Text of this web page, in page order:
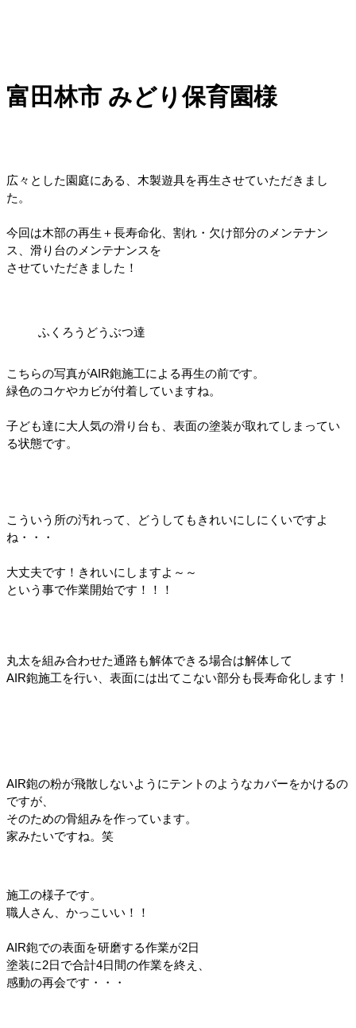
富田林市 みどり保育園様
広々とした園庭にある、木製遊具を再生させていただきまし
た。
今回は木部の再生＋長寿命化、割れ・欠け部分のメンテナン
ス、滑り台のメンテナンスを
させていただきました！
ふくろう どうぶつ達
こちらの写真がAIR鉋施工による再生の前です。
緑色のコケやカビが付着していますね。
子ども達に大人気の滑り台も、表面の塗装が取れてしまってい
る状態です。
こういう所の汚れって、どうしてもきれいにしにくいですよ
ね・・・
大丈夫です！きれいにしますよ～～
という事で作業開始です！！！
丸太を組み合わせた通路も解体できる場合は解体して
AIR鉋施工を行い、表面には出てこない部分も長寿命化します！
AIR鉋の粉が飛散しないようにテントのようなカバーをかけるの
ですが、
そのための骨組みを作っています。
家みたいですね。笑
施工の様子です。
職人さん、かっこいい！！
AIR鉋での表面を研磨する作業が2日
塗装に2日で合計4日間の作業を終え、
感動の再会です・・・